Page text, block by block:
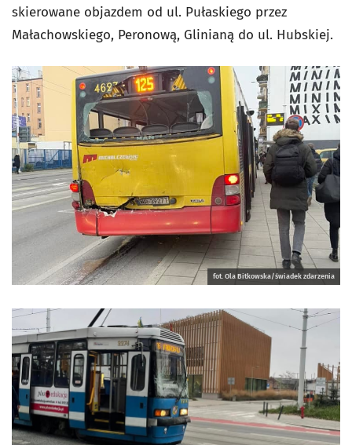
skierowane objazdem od ul. Pułaskiego przez
Małachowskiego, Peronową, Glinianą do ul. Hubskiej.
fot. Ola Bitkowska/świadek zdarzenia